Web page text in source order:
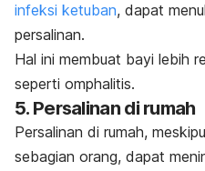
infeksi ketuban, dapat
persalinan.
Hal ini membuat bayi lebih
seperti omphalitis.
5. Persalinan di rumah
Persalinan di rumah,
sebagian orang, dapat